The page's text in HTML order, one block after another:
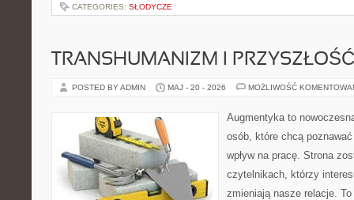
CATEGORIES: SŁODYCZE
TRANSHUMANIZM I
POSTED BY ADMIN MAJ - 20 - 2026 MOŻLIWOŚĆ
Augmentyka to
osób, które chcą
wpływ na pracę. Strona
czytelnikach, którzy
zmieniają nasze relacje.